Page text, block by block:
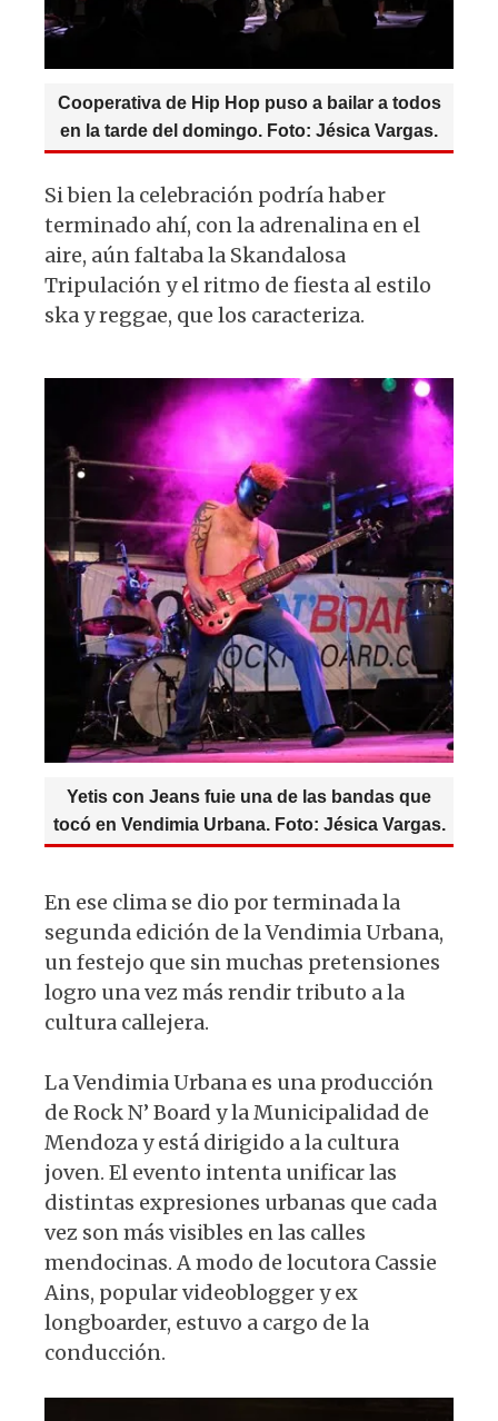
Cooperativa de Hip Hop puso a bailar a todos
en la tarde del domingo. Foto: Jésica Vargas.
Si bien la celebración podría haber
terminado ahí, con la adrenalina en el
aire, aún faltaba la Skandalosa
Tripulación y el ritmo de fiesta al estilo
ska y reggae, que los caracteriza.
Yetis con Jeans fuie una de las bandas que
tocó en Vendimia Urbana. Foto: Jésica Vargas.
En ese clima se dio por terminada la
segunda edición de la Vendimia Urbana,
un festejo que sin muchas pretensiones
logro una vez más rendir tributo a la
cultura callejera.
La Vendimia Urbana es una producción
de Rock N’ Board y la Municipalidad de
Mendoza y está dirigido a la cultura
joven. El evento intenta unificar las
distintas expresiones urbanas que cada
vez son más visibles en las calles
mendocinas. A modo de locutora Cassie
Ains, popular videoblogger y ex
longboarder, estuvo a cargo de la
conducción.